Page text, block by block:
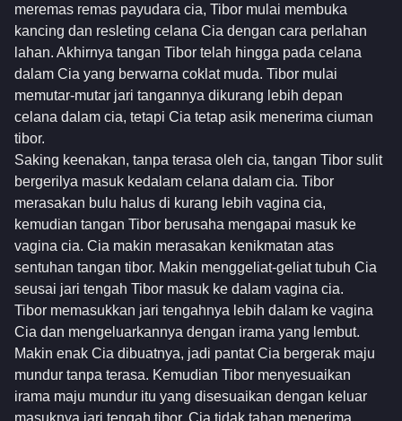
meremas remas payudara cia, Tibor mulai membuka
kancing dan resleting celana Cia dengan cara perlahan
lahan. Akhirnya tangan Tibor telah hingga pada celana
dalam Cia yang berwarna coklat muda. Tibor mulai
memutar-mutar jari tangannya dikurang lebih depan
celana dalam cia, tetapi Cia tetap asik menerima ciuman
tibor.
Saking keenakan, tanpa terasa oleh cia, tangan Tibor sulit
bergerilya masuk kedalam celana dalam cia. Tibor
merasakan bulu halus di kurang lebih vagina cia,
kemudian tangan Tibor berusaha mengapai masuk ke
vagina cia. Cia makin merasakan kenikmatan atas
sentuhan tangan tibor. Makin menggeliat-geliat tubuh Cia
seusai jari tengah Tibor masuk ke dalam vagina cia.
Tibor memasukkan jari tengahnya lebih dalam ke vagina
Cia dan mengeluarkannya dengan irama yang lembut.
Makin enak Cia dibuatnya, jadi pantat Cia bergerak maju
mundur tanpa terasa. Kemudian Tibor menyesuaikan
irama maju mundur itu yang disesuaikan dengan keluar
masuknya jari tengah tibor. Cia tidak tahan menerima